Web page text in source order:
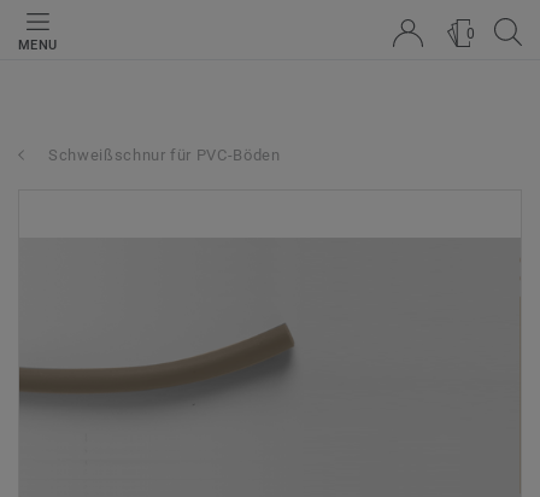
MENU
0
Schweißschnur für PVC-Böden